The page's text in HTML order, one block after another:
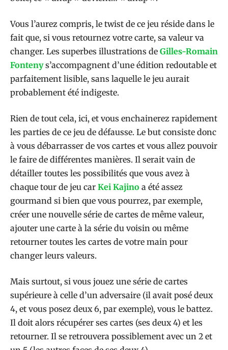
Vous l’aurez compris, le twist de ce jeu réside dans le
fait que, si vous retournez votre carte, sa valeur va
changer. Les superbes illustrations de Gilles-Romain
Fontenys’accompagnent d’une édition redoutable et
parfaitement lisible, sans laquelle le jeu aurait
probablement été indigeste.
Rien de tout cela, ici, et vous enchainerez rapidement
les parties de ce jeu de défausse. Le but consiste donc
à vous débarrasser de vos cartes et vous allez pouvoir
le faire de différentes manières. Il serait vain de
détailler toutes les possibilités que vous avez à
chaque tour de jeu car Kei Kajino a été assez
gourmand si bien que vous pourrez, par exemple,
créer une nouvelle série de cartes de même valeur,
ajouter une carte à la série du voisin ou même
retourner toutes les cartes de votre main pour
changer leurs valeurs.
Mais surtout, si vous jouez une série de cartes
supérieure à celle d’un adversaire (il avait posé deux
4, et vous posez deux 6, par exemple), vous le battez.
Il doit alors récupérer ses cartes (ses deux 4) et les
retourner. Il se retrouvera possiblement avec un 2 et